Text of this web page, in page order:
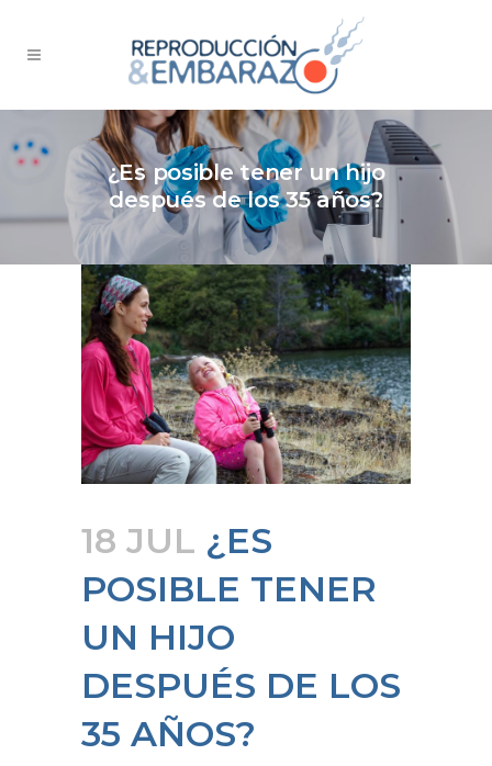
¿Es posible tener un hijo
después de los 35 años?
18 JUL ¿ES
POSIBLE TENER
UN HIJO
DESPUÉS DE LOS
35 AÑOS?